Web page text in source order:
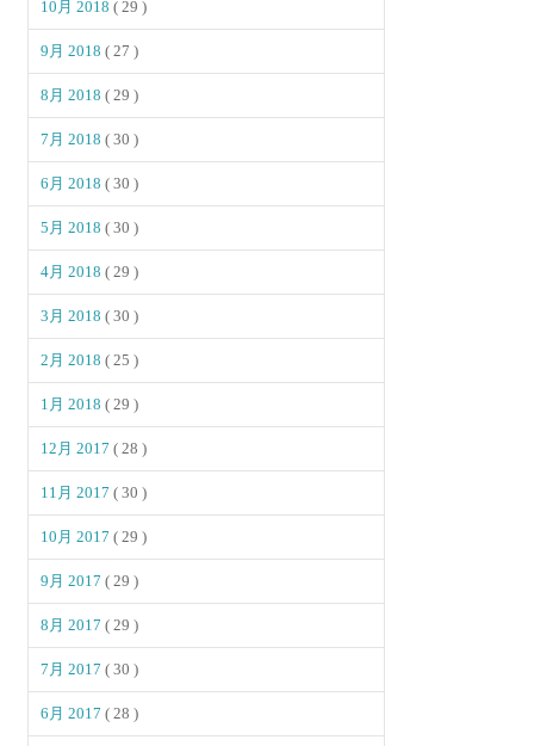
10月 2018( 29 )
9月 2018( 27 )
8月 2018( 29 )
7月 2018( 30 )
6月 2018( 30 )
5月 2018( 30 )
4月 2018( 29 )
3月 2018( 30 )
2月 2018( 25 )
1月 2018( 29 )
12月 2017( 28 )
11月 2017( 30 )
10月 2017( 29 )
9月 2017( 29 )
8月 2017( 29 )
7月 2017( 30 )
6月 2017( 28 )